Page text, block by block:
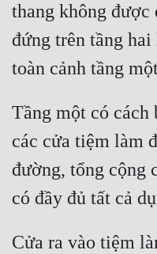
thang không được
đứng trên tầng
Tầng một có
các cửa tiệm làm
đường, tổng cộng
Cửa ra vào tiệm